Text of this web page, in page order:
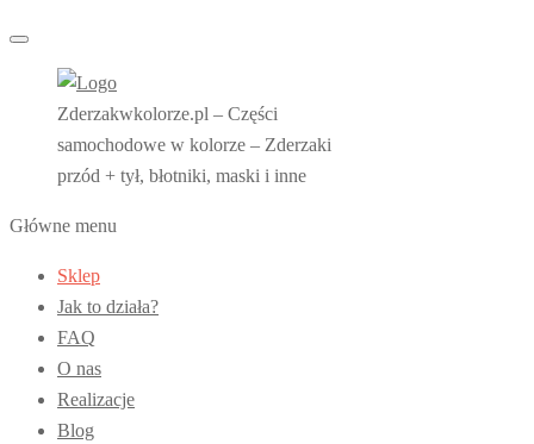
Zderzakwkolorze.pl – Części
samochodowe w kolorze – Zderzaki
przód + tył, błotniki, maski i inne
Główne menu
Sklep
Jak to działa?
FAQ
O nas
Realizacje
Blog